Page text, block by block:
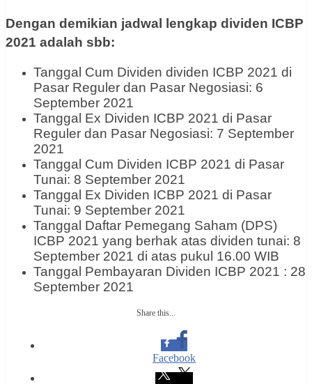
Dengan demikian jadwal lengkap dividen ICBP
2021 adalah sbb:
Tanggal Cum Dividen dividen ICBP 2021 di
Pasar Reguler dan Pasar Negosiasi: 6
September 2021
Tanggal Ex Dividen ICBP 2021 di Pasar
Reguler dan Pasar Negosiasi: 7 September
2021
Tanggal Cum Dividen ICBP 2021 di Pasar
Tunai: 8 September 2021
Tanggal Ex Dividen ICBP 2021 di Pasar
Tunai: 9 September 2021
Tanggal Daftar Pemegang Saham (DPS)
ICBP 2021 yang berhak atas dividen tunai: 8
September 2021 di atas pukul 16.00 WIB
Tanggal Pembayaran Dividen ICBP 2021 : 28
September 2021
Share this...
Facebook